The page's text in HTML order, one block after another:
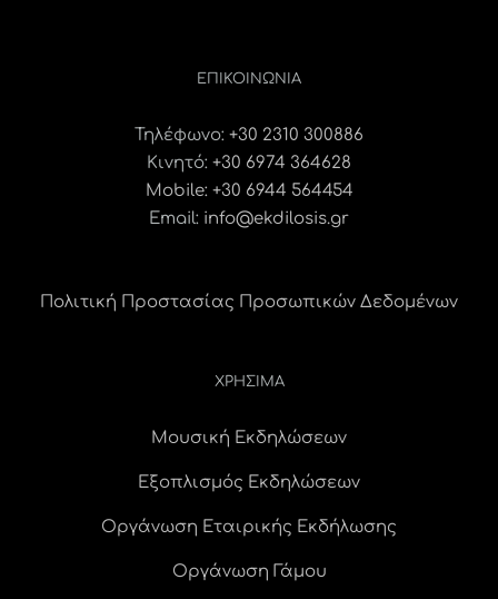
ΕΠΙΚΟΙΝΩΝΊΑ
Τηλέφωνο: +30 2310 300886
Κινητό: +30 6974 364628
Mobile: +30 6944 564454
Email: info@ekdilosis.gr
Πολιτική Προστασίας Προσωπικών Δεδομένων
ΧΡΗΣΙΜΑ
Μουσική Εκδηλώσεων
Εξοπλισμός Εκδηλώσεων
Οργάνωση Εταιρικής Εκδήλωσης
Οργάνωση Γάμου